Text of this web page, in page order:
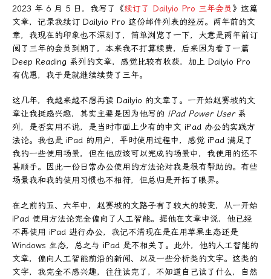
2023 年 6 月 5 日，我写了《续订了 Dailyio Pro 三年会员》这篇
文章，记录我续订 Dailyio Pro 这份邮件列表的经历。两年前的文
章，我现在的印象也不深刻了，简单浏览了一下，大意是两年前订
阅了三年的会员到期了，本来我不打算续费，后来因为看了一篇
Deep Reading 系列的文章，感觉比较有收获，加上 Dailyio Pro
有优惠，我于是就继续续费了三年。
这几年，我越来越不想再读 Dailyio 的文章了。一开始赵赛坡的文
章让我挺感兴趣，其实主要是因为他写的 iPad Power User系
列，是否实用不说，是当时市面上少有的中文 iPad 办公的实践方
法论。我也是 iPad 的用户，平时使用过程中，感觉 iPad 满足了
我的一些使用场景，但在他应该可以完成的场景中，我使用的还不
甚顺手。因此一份日常办公使用的方法论对我是很有帮助的。有些
场景我和我的使用习惯也不相符，但总归是开拓了眼界。
在之前的五、六年中，赵赛坡的文路子有了较大的转变，从一开始
iPad 使用方法论完全偏向了人工智能。据他在文章中说，他已经
不再使用 iPad 进行办公，我记不清现在是在用苹果生态还是
Windows 生态，总之与 iPad 是不相关了。此外，他的人工智能的
文章，偏向人工智能前沿的新闻、以及一些分析类的文字。这类的
文字，我完全不感兴趣，往往读完了，不知道自己读了什么，自然